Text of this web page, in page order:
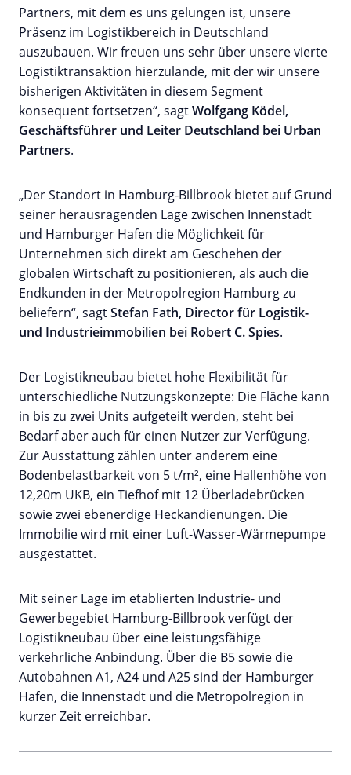
Partners, mit dem es uns gelungen ist, unsere
Präsenz im Logistikbereich in Deutschland
auszubauen. Wir freuen uns sehr über unsere vierte
Logistiktransaktion hierzulande, mit der wir unsere
bisherigen Aktivitäten in diesem Segment
konsequent fortsetzen“, sagtWolfgang Ködel,
Geschäftsführer und Leiter Deutschland bei Urban
Partners.
„Der Standort in Hamburg-Billbrook bietet auf Grund
seiner herausragenden Lage zwischen Innenstadt
und Hamburger Hafen die Möglichkeit für
Unternehmen sich direkt am Geschehen der
globalen Wirtschaft zu positionieren, als auch die
Endkunden in der Metropolregion Hamburg zu
beliefern“, sagtStefan Fath, Director für Logistik-
und Industrieimmobilien bei Robert C. Spies.
Der Logistikneubau bietet hohe Flexibilität für
unterschiedliche Nutzungskonzepte: Die Fläche kann
in bis zu zwei Units aufgeteilt werden, steht bei
Bedarf aber auch für einen Nutzer zur Verfügung.
Zur Ausstattung zählen unter anderem eine
Bodenbelastbarkeit von 5 t/m², eine Hallenhöhe von
12,20m UKB, ein Tiefhof mit 12 Überladebrücken
sowie zwei ebenerdige Heckandienungen. Die
Immobilie wird mit einer Luft-Wasser-Wärmepumpe
ausgestattet.
Mit seiner Lage im etablierten Industrie- und
Gewerbegebiet Hamburg-Billbrook verfügt der
Logistikneubau über eine leistungsfähige
verkehrliche Anbindung. Über die B5 sowie die
Autobahnen A1, A24 und A25 sind der Hamburger
Hafen, die Innenstadt und die Metropolregion in
kurzer Zeit erreichbar.